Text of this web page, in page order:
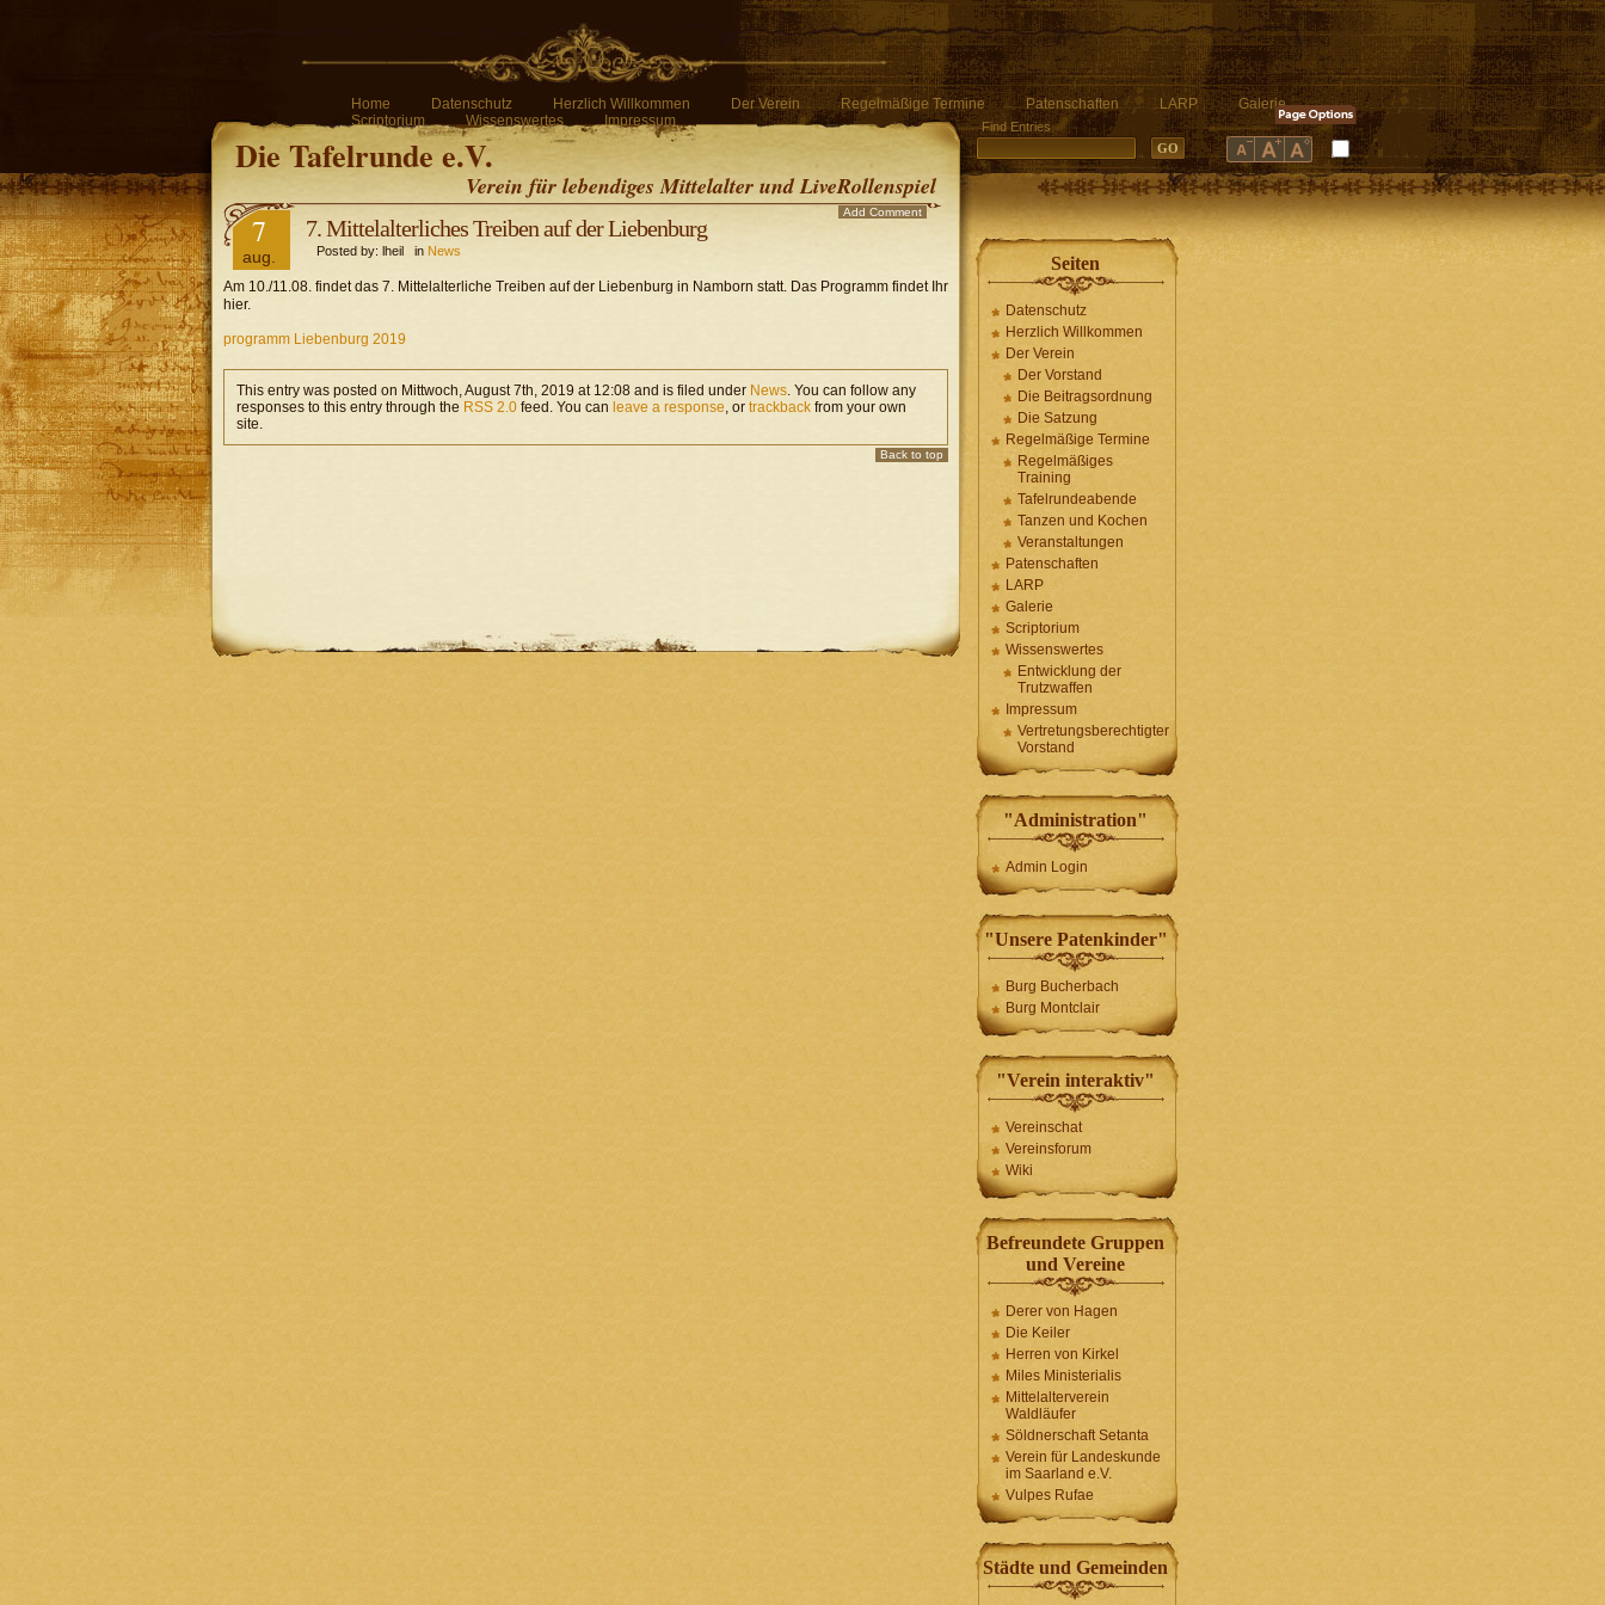
Home Datenschutz Herzlich Willkommen Der Verein Regelmäßige Termine Patenschaften LARP
Galerie
Scriptorium
Wissenswertes Impressum
Die Tafelrunde e.V.
Verein für lebendiges Mittelalter und LiveRollenspiel
Find Entries
7
aug.
7. Mittelalterliches Treiben auf der Liebenburg
Posted by: lheil in News
Add Comment
Am 10./11.08. findet das 7. Mittelalterliche Treiben auf der Liebenburg in Namborn statt. Das Programm findet Ihr
hier.
programm Liebenburg 2019
This entry was posted on Mittwoch, August 7th, 2019 at 12:08 and is filed under News. You can follow any
responses to this entry through the RSS 2.0 feed. You can leave a response, or trackback from your own
site.
Back to top
Seiten
Datenschutz
Herzlich Willkommen
Der Verein
Der Vorstand
Die Beitragsordnung
Die Satzung
Regelmäßige Termine
Regelmäßiges
Training
Tafelrundeabende
Tanzen und Kochen
Veranstaltungen
Patenschaften
LARP
Galerie
Scriptorium
Wissenswertes
Entwicklung der
Trutzwaffen
Impressum
Vertretungsberechtigter
Vorstand
"Administration"
Admin Login
"Unsere Patenkinder"
Burg Bucherbach
Burg Montclair
"Verein interaktiv"
Vereinschat
Vereinsforum
Wiki
Befreundete Gruppen
und Vereine
Derer von Hagen
Die Keiler
Herren von Kirkel
Miles Ministerialis
Mittelalterverein
Waldläufer
Söldnerschaft Setanta
Verein für Landeskunde
im Saarland e.V.
Vulpes Rufae
Städte und Gemeinden